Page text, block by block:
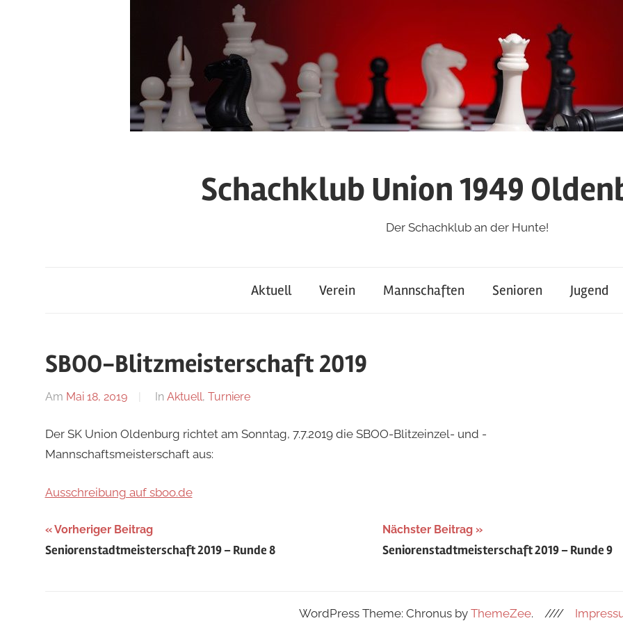
Schachklub Union 1949
Der Schachklub an der Hunte!
Aktuell Verein Mannschaften Senioren Jugend
SBOO-Blitzmeisterschaft 2019
Am Mai 18, 2019
Von
In Aktuell, Turniere
Der SK Union Oldenburg richtet am Sonntag, 7.7.2019 die SBOO-Blitzeinzel- und -
Mannschaftsmeisterschaft aus:
Ausschreibung auf sboo.de
Beitragsnavigation
Vorheriger Beitrag
Seniorenstadtmeisterschaft 2019 – Runde 8
Nächster Beitrag
Seniorenstadtmeisterschaft 2019 – Runde 9
WordPress Theme: Chronus by ThemeZee. ////